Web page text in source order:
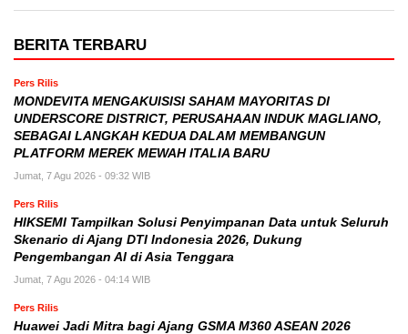
BERITA TERBARU
Pers Rilis
MONDEVITA MENGAKUISISI SAHAM MAYORITAS DI
UNDERSCORE DISTRICT, PERUSAHAAN INDUK MAGLIANO,
SEBAGAI LANGKAH KEDUA DALAM MEMBANGUN
PLATFORM MEREK MEWAH ITALIA BARU
Jumat, 7 Agu 2026 - 09:32 WIB
Pers Rilis
HIKSEMI Tampilkan Solusi Penyimpanan Data untuk Seluruh
Skenario di Ajang DTI Indonesia 2026, Dukung
Pengembangan AI di Asia Tenggara
Jumat, 7 Agu 2026 - 04:14 WIB
Pers Rilis
Huawei Jadi Mitra bagi Ajang GSMA M360 ASEAN 2026